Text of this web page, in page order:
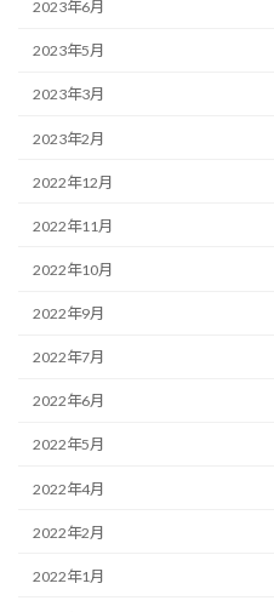
2023年6月
2023年5月
2023年3月
2023年2月
2022年12月
2022年11月
2022年10月
2022年9月
2022年7月
2022年6月
2022年5月
2022年4月
2022年2月
2022年1月